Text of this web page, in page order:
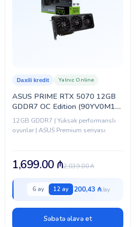
ASUS PRIME RTX 5070 12GB
GDDR7 OC Edition (90YV0M10-
M0NA00)
Daxili kredit Yalnız Online
12GB GDDR7 | Yüksək performanslı
oyunlar | ASUS Premium seriyası
2,039.00₼
1,699.00 ₼
6 ay 12 ay 200,43 ₼
Səbətə əlavə et